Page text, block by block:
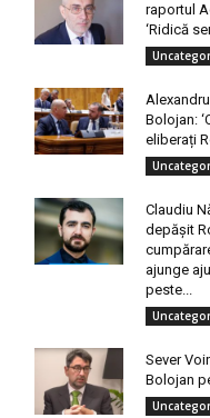
raportul
‘Ridică
Bolojan:
eliberați
Claudiu
depășit
ajunge
peste...
Sever
Bolojan